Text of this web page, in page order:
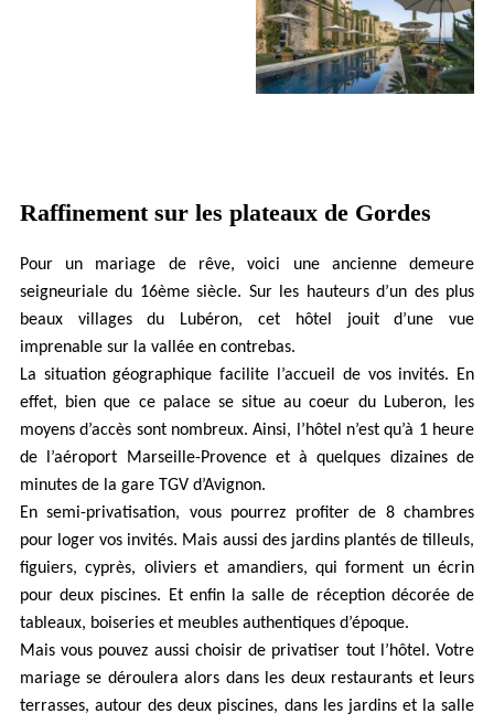
Raffinement sur les plateaux de Gordes
Pour un mariage de rêve, voici une ancienne demeure
seigneuriale du 16ème siècle. Sur les hauteurs d’un des plus
beaux villages du Lubéron, cet hôtel jouit d’une vue
imprenable sur la vallée en contrebas.
La situation géographique facilite l’accueil de vos invités. En
effet, bien que ce palace se situe au coeur du Luberon, les
moyens d’accès sont nombreux. Ainsi, l’hôtel n’est qu’à 1 heure
de l’aéroport Marseille-Provence et à quelques dizaines de
minutes de la gare TGV d’Avignon.
En semi-privatisation, vous pourrez profiter de 8 chambres
pour loger vos invités. Mais aussi des jardins plantés de tilleuls,
figuiers, cyprès, oliviers et amandiers, qui forment un écrin
pour deux piscines. Et enfin la salle de réception décorée de
tableaux, boiseries et meubles authentiques d’époque.
Mais vous pouvez aussi choisir de privatiser tout l’hôtel. Votre
mariage se déroulera alors dans les deux restaurants et leurs
terrasses, autour des deux piscines, dans les jardins et la salle